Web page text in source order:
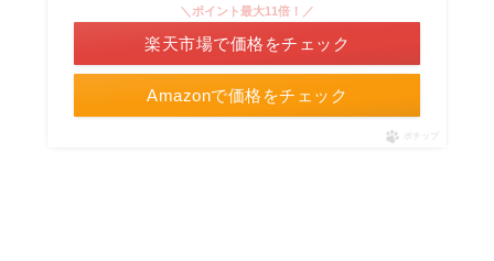
Amazonで価格をチェック
＼ポイント最大11倍！／
楽天市場で価格をチェック
ポチップ